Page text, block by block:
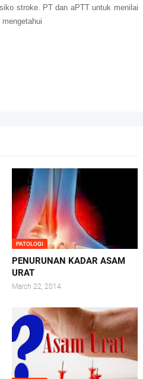
stroke. PT dan aPTT untuk menilai
PATOLOGI
PENURUNAN KADAR ASAM
URAT
March 22, 2014